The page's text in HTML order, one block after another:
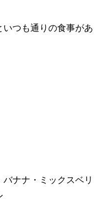
つも通りの食事があ
ナナ・ミックスベリ